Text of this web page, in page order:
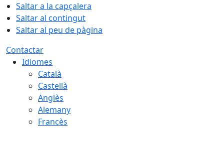
Saltar a la capçalera
Saltar al contingut
Saltar al peu de pàgina
Contactar
Idiomes
Català
Castellà
Anglès
Alemany
Francès